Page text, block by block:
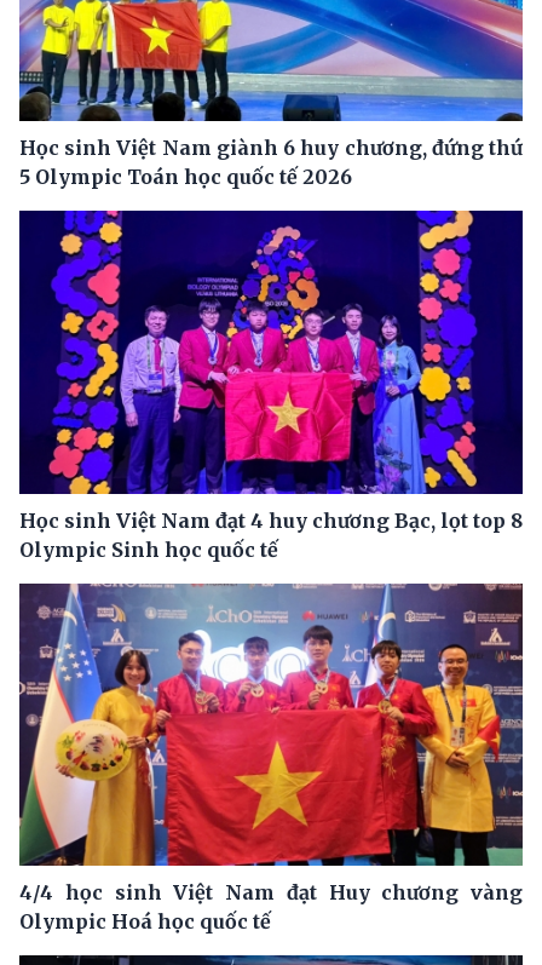
Học sinh Việt Nam giành 6 huy chương, đứng thứ
5 Olympic Toán học quốc tế 2026
Học sinh Việt Nam đạt 4 huy chương Bạc, lọt top 8
Olympic Sinh học quốc tế
4/4 học sinh Việt Nam đạt Huy chương vàng
Olympic Hoá học quốc tế